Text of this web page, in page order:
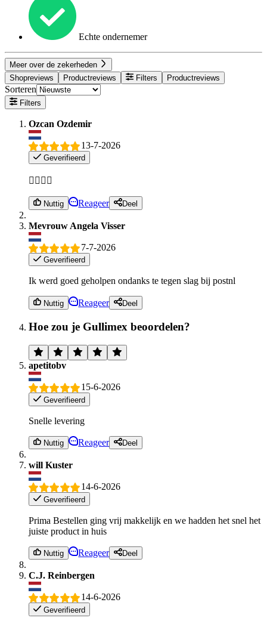
Echte ondernemer
Meer over de zekerheden
Shopreviews
Productreviews Filters Productreviews
Sorteren
Filters
Ozcan Ozdemir
13-7-2026
Geverifieerd
👍🏻👌🏻
Nuttig Reageer Deel
Mevrouw Angela Visser
7-7-2026
Geverifieerd
Ik werd goed geholpen ondanks te tegen slag bij postnl
Nuttig Reageer Deel
Hoe zou je Gullimex beoordelen?
apetitobv
15-6-2026
Geverifieerd
Snelle levering
Nuttig Reageer Deel
will Kuster
14-6-2026
Geverifieerd
Prima Bestellen ging vrij makkelijk en we hadden het snel het
juiste product in huis
Nuttig Reageer Deel
C.J. Reinbergen
14-6-2026
Geverifieerd